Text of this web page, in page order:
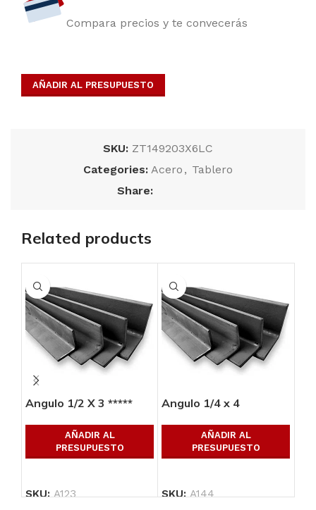
Compara precios y te convecerás
AÑADIR AL PRESUPUESTO
SKU: ZT149203X6LC
Categories: Acero , Tablero
Share:
Related products
Angulo 1/2 X 3 *****
AÑADIR AL
PRESUPUESTO
SKU:A123
Angulo 1/4 x 4
AÑADIR AL
PRESUPUESTO
SKU:A144